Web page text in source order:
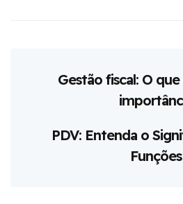
Gestão fiscal: O
PDV: Entenda o
Funções